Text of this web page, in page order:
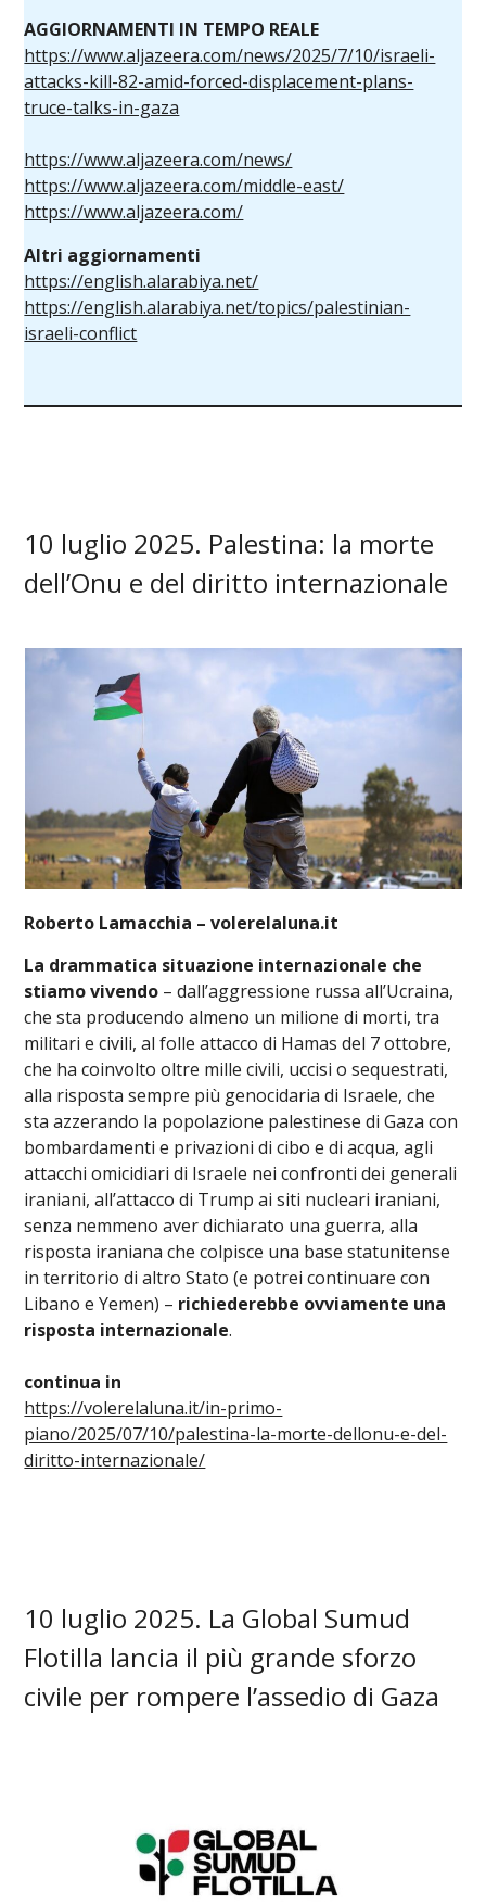
AGGIORNAMENTI IN TEMPO REALE
https://www.aljazeera.com/news/2025/7/10/israeli-
attacks-kill-82-amid-forced-displacement-plans-
truce-talks-in-gaza
https://www.aljazeera.com/news/
https://www.aljazeera.com/middle-east/
https://www.aljazeera.com/
Altri aggiornamenti
https://english.alarabiya.net/
https://english.alarabiya.net/topics/palestinian-
israeli-conflict
10 luglio 2025. Palestina: la morte
dell’Onu e del diritto internazionale
Roberto Lamacchia – volerelaluna.it
La drammatica situazione internazionale che
stiamo vivendo – dall’aggressione russa all’Ucraina,
che sta producendo almeno un milione di morti, tra
militari e civili, al folle attacco di Hamas del 7 ottobre,
che ha coinvolto oltre mille civili, uccisi o sequestrati,
alla risposta sempre più genocidaria di Israele, che
sta azzerando la popolazione palestinese di Gaza con
bombardamenti e privazioni di cibo e di acqua, agli
attacchi omicidiari di Israele nei confronti dei generali
iraniani, all’attacco di Trump ai siti nucleari iraniani,
senza nemmeno aver dichiarato una guerra, alla
risposta iraniana che colpisce una base statunitense
in territorio di altro Stato (e potrei continuare con
Libano e Yemen) – richiederebbe ovviamente una
risposta internazionale.
continua in
https://volerelaluna.it/in-primo-
piano/2025/07/10/palestina-la-morte-dellonu-e-del-
diritto-internazionale/
10 luglio 2025. La Global Sumud
Flotilla lancia il più grande sforzo
civile per rompere l’assedio di Gaza